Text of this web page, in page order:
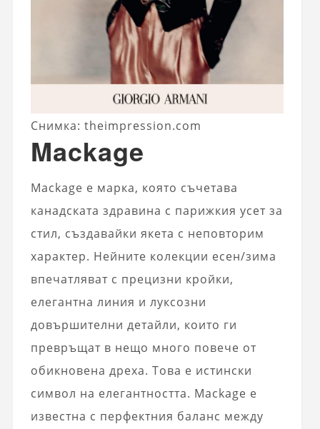
Снимка: theimpression.com
Mackage
Mackage е марка, която съчетава
канадската здравина с парижкия усет за
стил, създавайки якета с неповторим
характер. Нейните колекции есен/зима
впечатляват с прецизни кройки,
елегантна линия и луксозни
довършителни детайли, които ги
превръщат в нещо много повече от
обикновена дреха. Това е истински
символ на елегантността. Mackage е
известна с перфектния баланс между